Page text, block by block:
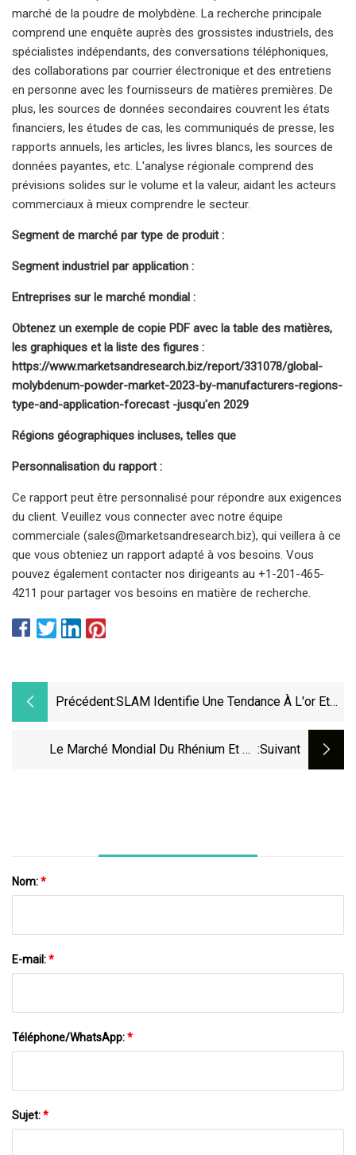
marché de la poudre de molybdène. La recherche principale
comprend une enquête auprès des grossistes industriels, des
spécialistes indépendants, des conversations téléphoniques,
des collaborations par courrier électronique et des entretiens
en personne avec les fournisseurs de matières premières. De
plus, les sources de données secondaires couvrent les états
financiers, les études de cas, les communiqués de presse, les
rapports annuels, les articles, les livres blancs, les sources de
données payantes, etc. L'analyse régionale comprend des
prévisions solides sur le volume et la valeur, aidant les acteurs
commerciaux à mieux comprendre le secteur.
Segment de marché par type de produit :
Segment industriel par application :
Entreprises sur le marché mondial :
Obtenez un exemple de copie PDF avec la table des matières,
les graphiques et la liste des figures :
https://www.marketsandresearch.biz/report/331078/global-
molybdenum-powder-market-2023-by-manufacturers-regions-
type-and-application-forecast -jusqu'en 2029
Régions géographiques incluses, telles que
Personnalisation du rapport :
Ce rapport peut être personnalisé pour répondre aux exigences
du client. Veuillez vous connecter avec notre équipe
commerciale (sales@marketsandresearch.biz), qui veillera à ce
que vous obteniez un rapport adapté à vos besoins. Vous
pouvez également contacter nos dirigeants au +1-201-465-
4211 pour partager vos besoins en matière de recherche.
Précédent:SLAM Identifie Une Tendance À L'or Et
Le Marché Mondial Du Rhénium Et Du :suivant
Nom:*
E-mail:*
Téléphone/WhatsApp:*
Sujet:*